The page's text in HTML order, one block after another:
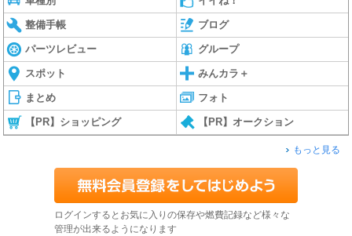
整備手帳 ブログ
パーツレビュー グループ
スポット みんカラ＋
まとめ フォト
【PR】ショッピング 【PR】オークション
もっと見る
ログインするとお気に入りの保存や燃費記録など様々な
管理が出来るようになります